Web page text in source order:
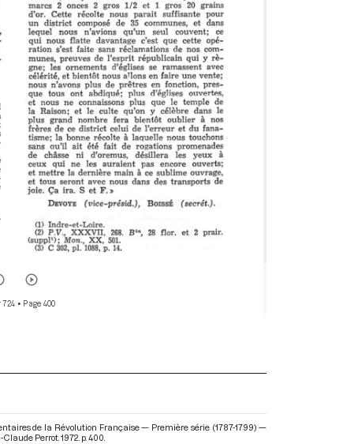
724 • Page 400
de la Révolution Française — Première série (1787-1799) —
Perrot. 1972. p. 400.